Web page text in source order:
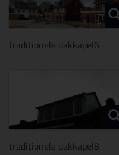
traditionele dakkapel6
traditionele dakkapel8